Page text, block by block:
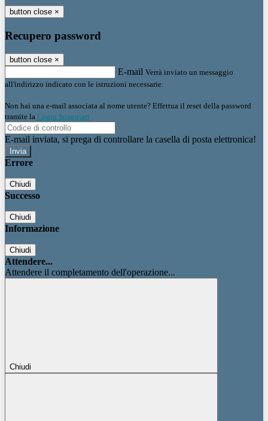
button close ×
Recupero password
button close ×
E-mail Verrà inviato un messaggio
all'indirizzo indicato con le istruzioni necessarie.
Non hai una e-mail associata al nome utente? Effettua il reset della password
tramite la Login Spaggiari
E-mail inviata, si prega di controllare la casella di posta elettronica!
Errore
Chiudi
Successo
Chiudi
Informazione
Chiudi
Attendere...
Attendere il completamento dell'operazione...
Chiudi